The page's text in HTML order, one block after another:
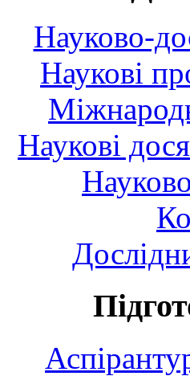
Науково-
Наукові
Наукові